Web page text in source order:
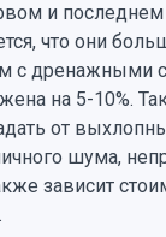
и последнем
что они
с дренажными
на 5-10%.
от
шума,
зависит